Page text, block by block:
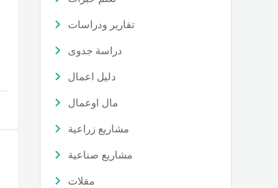
تقارير ودراسات
دراسة جدوى
دليل اعمال
مال اوعمال
مشاريع زراعية
مشاريع صناعية
مقلات